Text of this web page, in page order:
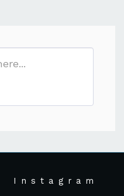
Instagram